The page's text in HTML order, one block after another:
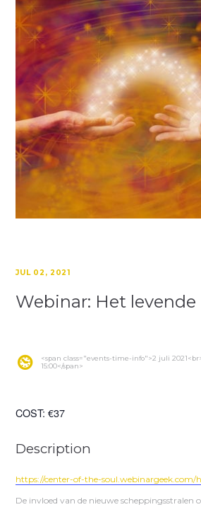
JUL 02, 2021
Webinar: Het levende
<span class="events-time-info">2 juli
15:00</span>
COST:€37
Description
https://center-of-the-soul.webinargeek.com/
De invloed van de nieuwe scheppingsstralen